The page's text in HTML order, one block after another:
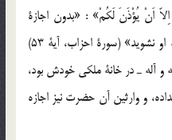
اَنْ يُؤْذَنَ لَكُمْ» : «بدون اجازة
پيامبر ـ صلّي الله عليه و آله ـ وارد خانه او نشويد» (سورة احزاب، آية 53)
و آله ـ در خانة ملكي خودش بود،
و وارثين آن حضرت نيز اجازه